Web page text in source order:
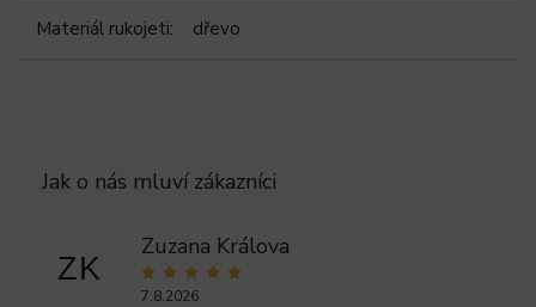
Materiál rukojeti: dřevo
ZK
Zuzana Králova
7.8.2026